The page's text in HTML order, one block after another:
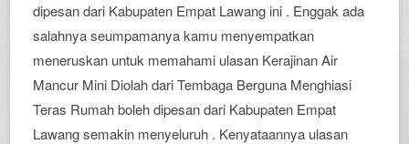
dipesan dari Kabupaten Empat Lawang ini . Enggak ada
salahnya seumpamanya kamu menyempatkan
meneruskan untuk memahami ulasan Kerajinan Air
Mancur Mini Diolah dari Tembaga Berguna Menghiasi
Teras Rumah boleh dipesan dari Kabupaten Empat
Lawang semakin menyeluruh . Kenyataannya ulasan